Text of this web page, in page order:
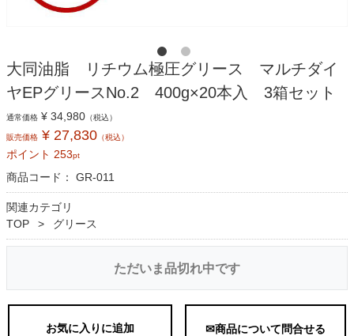
大同油脂 リチウム極圧グリース マルチダイ
ヤEPグリースNo.2 400g×20本入 3箱セット
通常価格 ¥ 34,980 （税込）
販売価格 ¥ 27,830 （税込）
ポイント 253pt
商品コード： GR-011
関連カテゴリ
TOP
グリース
ただいま品切れ中です
お気に入りに追加 ✉商品について問合せる